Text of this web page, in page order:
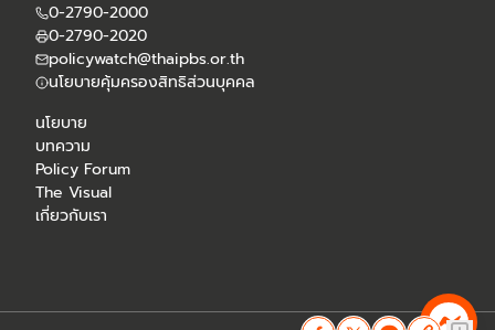
0-2790-2000
0-2790-2020
policywatch@thaipbs.or.th
นโยบายคุ้มครองสิทธิส่วนบุคคล
นโยบาย
บทความ
Policy Forum
The Visual
เกี่ยวกับเรา